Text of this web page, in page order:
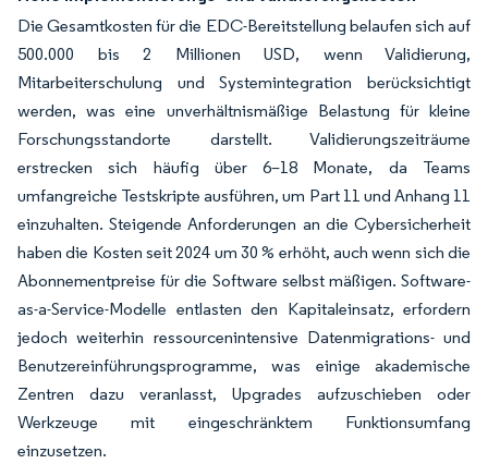
Die Gesamtkosten für die EDC-Bereitstellung belaufen sich auf
500.000 bis 2 Millionen USD, wenn Validierung,
Mitarbeiterschulung und Systemintegration berücksichtigt
werden, was eine unverhältnismäßige Belastung für kleine
Forschungsstandorte darstellt. Validierungszeiträume
erstrecken sich häufig über 6–18 Monate, da Teams
umfangreiche Testskripte ausführen, um Part 11 und Anhang 11
einzuhalten. Steigende Anforderungen an die Cybersicherheit
haben die Kosten seit 2024 um 30 % erhöht, auch wenn sich die
Abonnementpreise für die Software selbst mäßigen. Software-
as-a-Service-Modelle entlasten den Kapitaleinsatz, erfordern
jedoch weiterhin ressourcenintensive Datenmigrations- und
Benutzereinführungsprogramme, was einige akademische
Zentren dazu veranlasst, Upgrades aufzuschieben oder
Werkzeuge mit eingeschränktem Funktionsumfang
einzusetzen.